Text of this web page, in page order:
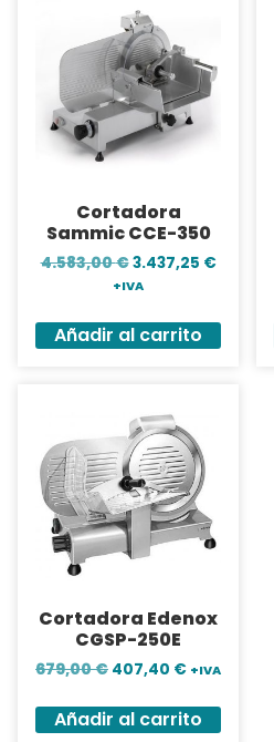
Cortadora
Sammic CCE-350
4.583,00€3.437,25 €
+IVA
Añadir al carrito
Cortadora Edenox
CGSP-250E
679,00€ 407,40 € +IVA
Añadir al carrito